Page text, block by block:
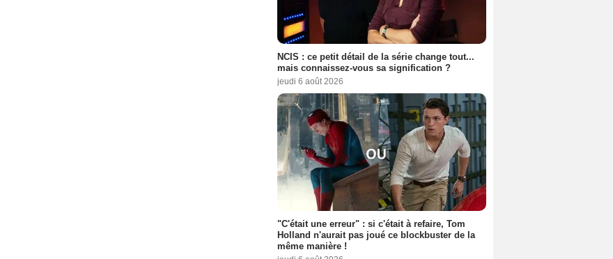
NCIS : ce petit détail de la série change tout...
mais connaissez-vous sa signification ?
jeudi 6 août 2026
"C'était une erreur" : si c'était à refaire, Tom
Holland n'aurait pas joué ce blockbuster de la
même manière !